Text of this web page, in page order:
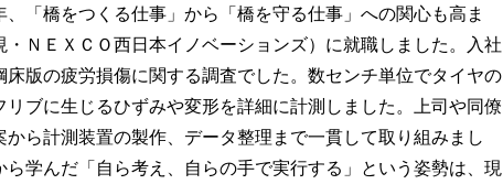
「橋をつくる仕事」から「橋を守る仕事」への関心も高ま
ＮＥＸＣＯ西日本イノベーションズ）に就職しました。入社
版の疲労損傷に関する調査でした。数センチ単位でタイヤの
ブに生じるひずみや変形を詳細に計測しました。上司や同僚
ら計測装置の製作、データ整理まで一貫して取り組みまし
学んだ「自ら考え、自らの手で実行する」という姿勢は、現